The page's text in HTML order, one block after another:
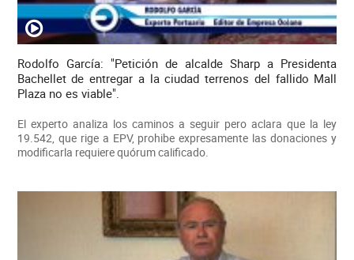
Rodolfo García: "Petición de alcalde Sharp a Presidenta
Bachellet de entregar a la ciudad terrenos del fallido Mall
Plaza no es viable".
El experto analiza los caminos a seguir pero aclara que la ley
19.542, que rige a EPV, prohibe expresamente las donaciones y
modificarla requiere quórum calificado.